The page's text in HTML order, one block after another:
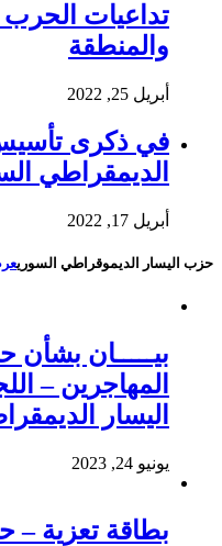
تداعيات الحرب
والمنطقة
أبريل 25, 2022
في ذكرى
الديمقراطي
أبريل 17, 2022
حزب اليسار الديموقراطي السوري
بيـــــان
المهاجرين –
اليسار
يونيو 24, 2023
بطاقة تعزية –